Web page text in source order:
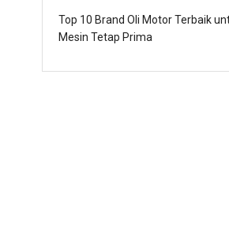
Top 10 Brand Oli Motor Terbaik
Mesin Tetap Prima